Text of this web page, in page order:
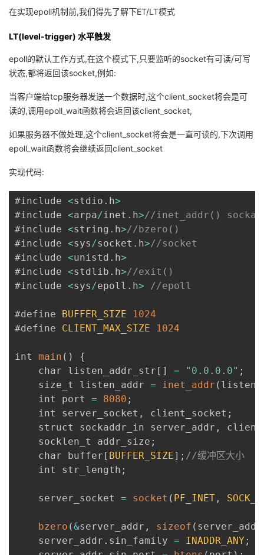
在实现epoll机制前,我们得先了解下ET/LT模式
LT(level-trigger) 水平触发
epoll的默认工作方式,在这个模式下,只要监听的socket有可读/可写
状态,都将返回该socket,例如:
当客户端给tcp服务器发送一个数据时,这个client_socket将会是可
读的,调用epoll_wait函数将会返回该client_socket,
如果服务器不做处理,这个client_socket将会是一直可读的,下次调用
epoll_wait函数将会继续返回client_socket
实现代码:
#include <stdio . h>
#include <arpa/inet . h>//inet_addr()
#include <string . h>//bzero()
#include <sys/socket . h>//socket
#include <unistd . h>
#include <stdlib . h>//exit()
#include <sys/epoll . h> //epoll
#define BUFFER_SIZE
1024
#define CLIENT_MAX_SIZE 1024
int main ( )
{
    char listen_addr_str
[ ] = "0.0.0.0" ;
    size_t listen_addr
= inet_addr (
    int port
= 8080 ;
    int server_socket
, client_socket ;
    struct sockaddr_in server_addr
,
    socklen_t addr_size
;
    char buffer
[ BUFFER_SIZE] ; //缓冲区大小
    int str_length
;
    server_socket
= socket ( PF_INET ,
bzero (&server_addr , sizeof ( server_addr
    server_addr
. sin_family = INADDR_ANY ;